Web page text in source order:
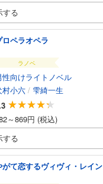
する
ロペラオペラ
ラノベ
性向けライトノベル
村小六 / 雫綺一生
～869円 (税込)
する
がて恋するヴィヴィ・レイン